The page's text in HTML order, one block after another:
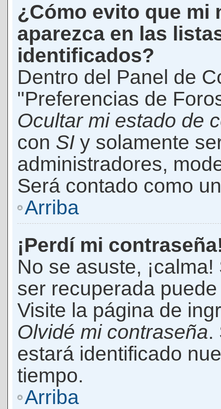
¿Cómo evito que mi
aparezca en las
identificados?
Dentro del Panel de
"Preferencias de
Ocultar mi estado de
con SI y solamente
administradores,
Será contado como
Arriba
¡Perdí mi
No se asuste,
ser recuperada
Visite la página de
Olvidé mi contraseña.
estará identificado
tiempo.
Arriba